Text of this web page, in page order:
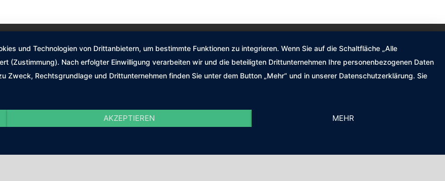
und Technologien von Drittanbietern, um bestimmte Funktionen zu integrieren. Wenn Sie auf die Schaltfläche „Alle
(Zustimmung). Nach erfolgter Einwilligung verarbeiten wir und die beteiligten Drittunternehmen Ihre personenbezogenen Daten
Zweck, Rechtsgrundlage und Drittunternehmen finden Sie unter dem Button „Mehr“ und in unserer Datenschutzerklärung. Sie
AKZEPTIEREN MEHR